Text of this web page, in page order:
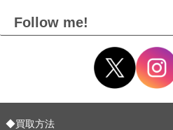
Follow me!
◆買取方法